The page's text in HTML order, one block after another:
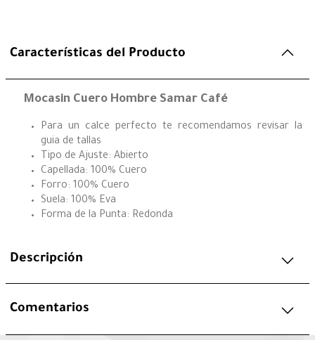
Características del Producto
Mocasin Cuero Hombre Samar Café
Para un calce perfecto te recomendamos revisar la
guia de tallas
Tipo de Ajuste: Abierto
Capellada: 100% Cuero
Forro: 100% Cuero
Suela: 100% Eva
Forma de la Punta: Redonda
Descripción
Comentarios